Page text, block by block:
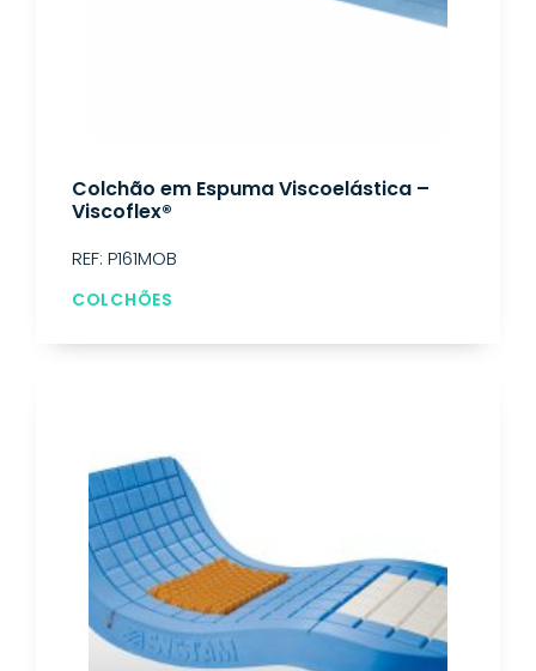
Colchão em Espuma Viscoelástica –
Viscoflex®
REF: P161MOB
COLCHÕES